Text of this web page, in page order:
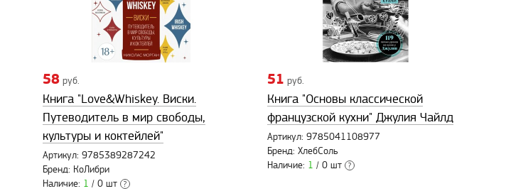
58 руб.
Книга "Love&Whiskey. Виски.
Путеводитель в мир свободы,
культуры и коктейлей"
Артикул: 9785389287242
Бренд: КоЛибри
Наличие: 1 / 0 шт ?
51 руб.
Книга "Основы классической
французской кухни" Джулия Чайлд
Артикул: 9785041108977
Бренд: ХлебСоль
Наличие: 1 / 0 шт ?